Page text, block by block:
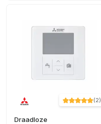
(2)
Draadloze